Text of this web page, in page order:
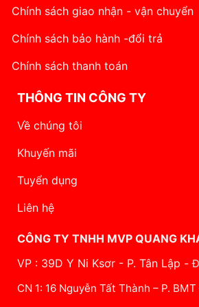
Chính sách giao nhận - vận chuyển
Chính sách bảo hành -đổi trả
Chính sách thanh toán
THÔNG TIN CÔNG TY
Về chúng tôi
Khuyến mãi
Tuyển dụng
Liên hệ
CÔNG TY TNHH MVP QUANG
VP : 39D Y Ni Ksơr - P. Tân Lập -
CN 1: 16 Nguyễn Tất Thành – P.